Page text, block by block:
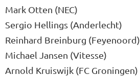
Mark Otten (NEC)
Sergio Hellings (Anderlecht)
Reinhard Breinburg (Feyenoord)
Michael Jansen (Vitesse)
Arnold Kruiswijk (FC Groningen)